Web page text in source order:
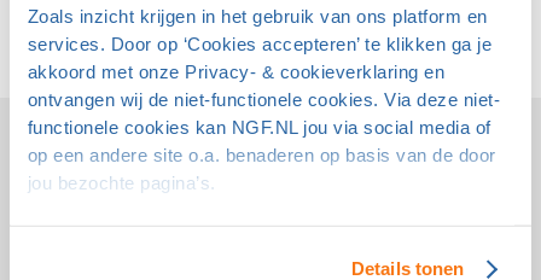
Zoals inzicht krijgen in het gebruik van ons platform en
services. Door op ‘Cookies accepteren’ te klikken ga je
akkoord met onze Privacy- & cookieverklaring en
ontvangen wij de niet-functionele cookies. Via deze niet-
functionele cookies kan NGF.NL jou via social media of
op een andere site o.a. benaderen op basis van de door
jou bezochte pagina’s.
Details tonen
Samen naar een gezonde golfsport